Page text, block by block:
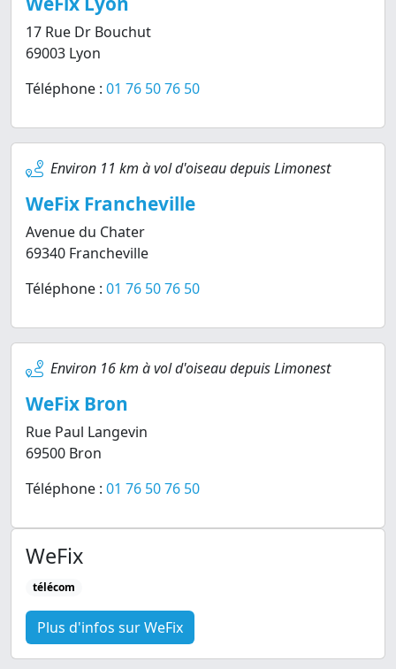
17 Rue Dr Bouchut
69003 Lyon
Téléphone : 01 76 50 76 50
Environ 11 km à vol d'oiseau depuis Limonest
WeFix Francheville
Avenue du Chater
69340 Francheville
Téléphone : 01 76 50 76 50
Environ 16 km à vol d'oiseau depuis Limonest
WeFix Bron
Rue Paul Langevin
69500 Bron
Téléphone : 01 76 50 76 50
WeFix
télécom
Plus d'infos sur WeFix